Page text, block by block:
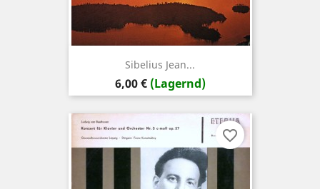
Sibelius Jean...
Preis
6,00 € (Lagernd)
favorite_border